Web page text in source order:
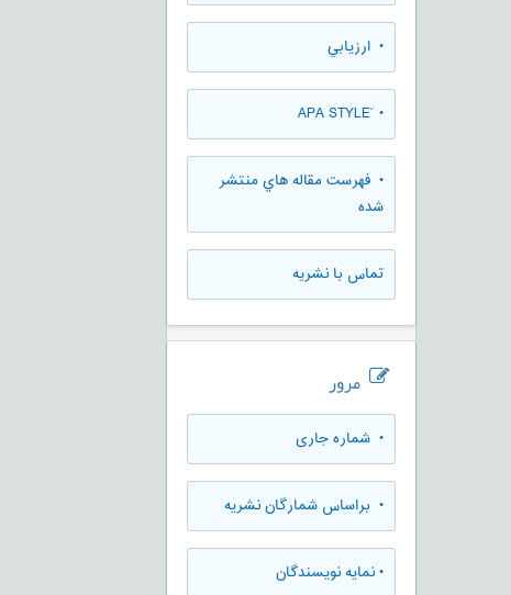
• ارزيابي
• َAPA STYLE
• فهرست مقاله هاي منتشر
شده
تماس با نشریه
مرور
• شماره جاری
• براساس شمارگان نشریه
•نمایه نویسندگان